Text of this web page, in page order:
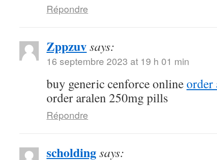
Répondre
Zppzuvsays:
16 septembre 2023 at 19 h 01 min
buy generic cenforce onlineorder
order aralen 250mg pills
Répondre
scholdingsays: